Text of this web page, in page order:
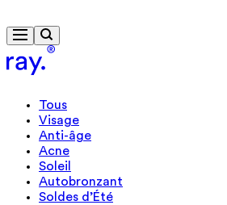
Cadeau format voyage dès 85 €
Tous
Visage
Anti-âge
Acne
Soleil
Autobronzant
Soldes d’Été